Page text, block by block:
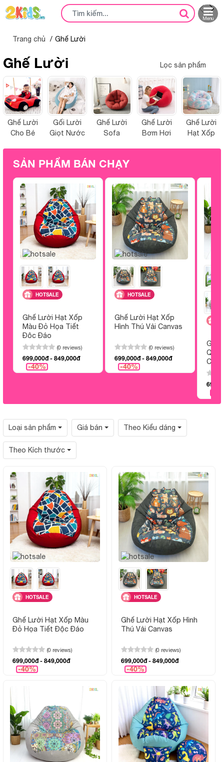
Menu
Trang chủ Ghế Lười
Ghế Lười Lọc sản phẩm
Ghế Lười
Cho Bé
Gối Lười
Giọt Nước
Ghế Lười
Sofa
Ghế Lười
Bơm Hơi
Ghế Lười
Hạt Xốp
SẢN PHẨM BÁN CHẠY
HOTSALE
Ghế Lười Hạt Xốp
Màu Đỏ Họa Tiết
Độc Đáo
(0 reviews)
699,000đ - 849,000đ
-40%
HOTSALE
Ghế Lười Hạt Xốp
Hình Thú Vải Canvas
(0 reviews)
699,000đ - 849,000đ
-40%
Ghế
Quả
Cẩm
Loại sản phẩm Giá bán Theo Kiểu dáng
Theo Kích thước
HOTSALE
Ghế Lười Hạt Xốp Màu
Đỏ Họa Tiết Độc Đáo
(0 reviews)
699,000đ - 849,000đ
-40%
HOTSALE
Ghế Lười Hạt Xốp Hình
Thú Vải Canvas
(0 reviews)
699,000đ - 849,000đ
-40%